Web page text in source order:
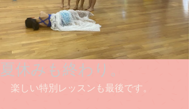
夏休みも終わり。
楽しい特別レッスンも最後です。